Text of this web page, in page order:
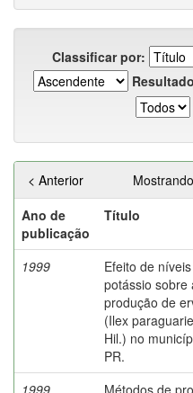
Classificar por:
< Anterior
Ano de
publicação
Título
1999
Efeito de
potássio sobre
produção de
(Ilex
Hil.) no
PR.
1999
Métodos de